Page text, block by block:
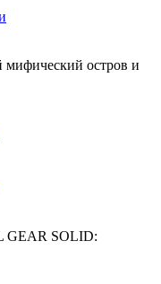
мифический остров и
GEAR SOLID: